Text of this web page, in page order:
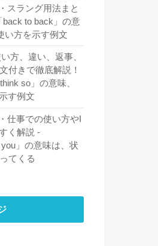
スラング用法まと
back to back」の意
い方を示す例文
方、違い、返事、
付きで徹底解説！
think so」の意味、
す例文
仕事での使い方やI
く解説 -
you」の意味は、状
てくる